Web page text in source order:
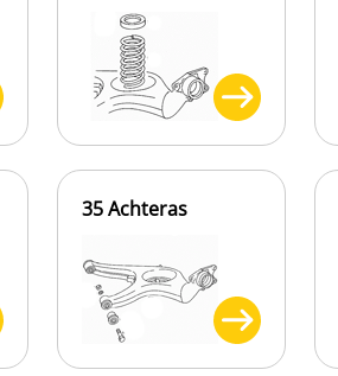
35 Achteras